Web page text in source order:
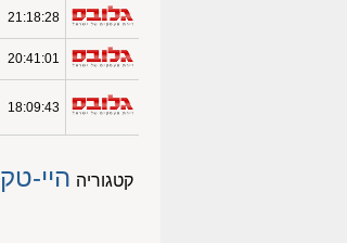
21:18:28
20:41:01
18:09:43
קטגוריה היי-טק